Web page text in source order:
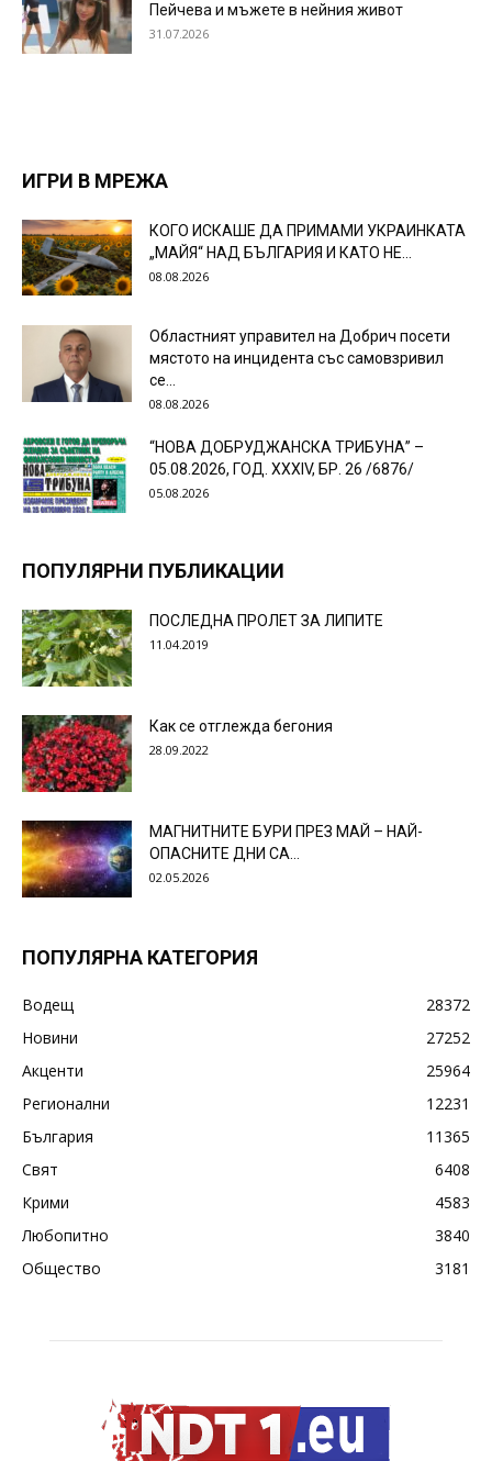
Пейчева и мъжете в нейния живот
31.07.2026
ИГРИ В МРЕЖА
КОГО ИСКАШЕ ДА ПРИМАМИ УКРАИНКАТА
„МАЙЯ“ НАД БЪЛГАРИЯ И КАТО НЕ...
08.08.2026
Областният управител на Добрич посети
мястото на инцидента със самовзривил
се...
08.08.2026
“НОВА ДОБРУДЖАНСКА ТРИБУНА” –
05.08.2026, ГОД. XXХIV, БР. 26 /6876/
05.08.2026
ПОПУЛЯРНИ ПУБЛИКАЦИИ
ПОСЛЕДНА ПРОЛЕТ ЗА ЛИПИТЕ
11.04.2019
Как се отглежда бегония
28.09.2022
МАГНИТНИТЕ БУРИ ПРЕЗ МАЙ – НАЙ-
ОПАСНИТЕ ДНИ СА…
02.05.2026
ПОПУЛЯРНА КАТЕГОРИЯ
Водещ
28372
Новини
27252
Акценти
25964
Регионални
12231
България
11365
Свят
6408
Крими
4583
Любопитно
3840
Общество
3181